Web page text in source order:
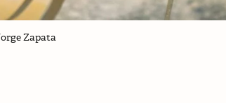
Zapata